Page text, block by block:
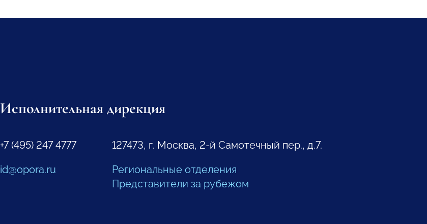
Исполнительная дирекция
+7 (495) 247 4777
id@opora.ru
127473, г. Москва, 2-й Самотечный пер., д.7.
Региональные отделения
Представители за рубежом